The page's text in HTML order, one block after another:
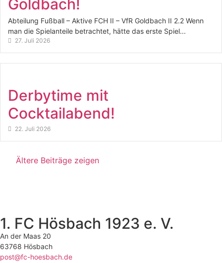
Goldbach!
Abteilung Fußball – Aktive FCH II – VfR Goldbach II 2.2 Wenn
man die Spielanteile betrachtet, hätte das erste Spiel...
27. Juli 2026
Derbytime mit
Cocktailabend!
22. Juli 2026
Ältere Beiträge zeigen
1. FC Hösbach 1923 e. V.
An der Maas 20
63768 Hösbach
post@fc-hoesbach.de